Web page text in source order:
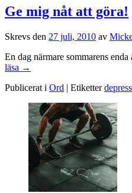
Ge mig nåt att göra!
Skrevs den 27 juli, 2010 av
En dag närmare sommarens
läsa Ge
nåt
göra!
→
Publicerat i Ord | Etiketter
Primära
sidofältet
Widget
område